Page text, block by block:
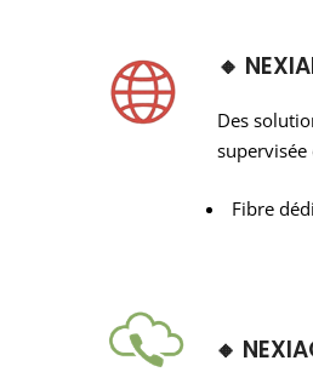
🔸
Des
Fibre
🔸